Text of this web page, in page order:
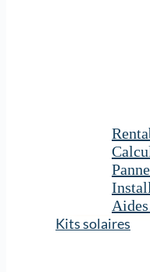
Kits solaires